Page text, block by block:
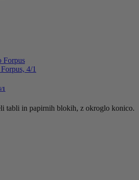
1
tabli in papirnih blokih, z okroglo konico.